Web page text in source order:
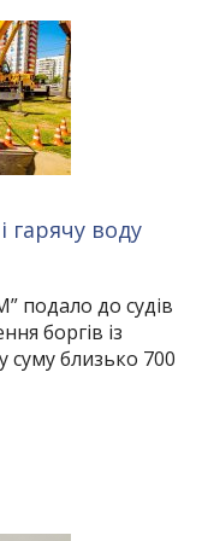
гарячу воду
подало до судів
боргів із
суму близько 700